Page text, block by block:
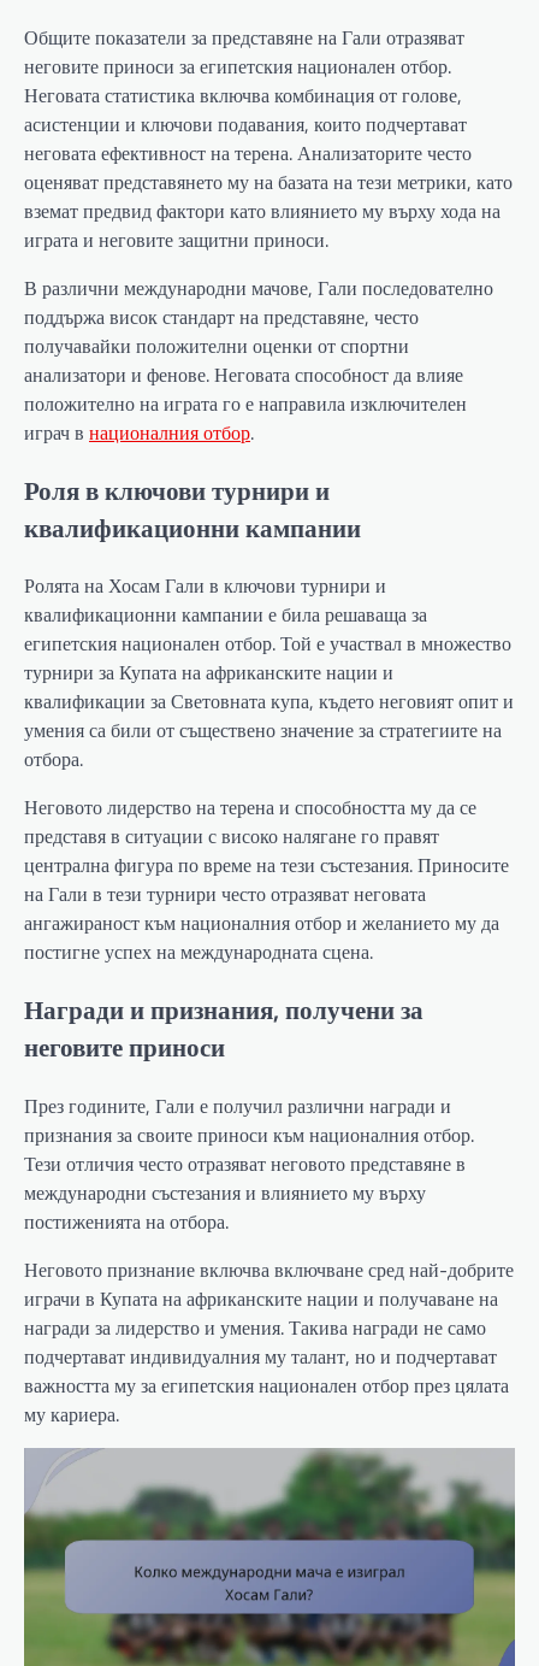
Общите показатели за представяне на Гали отразяват
неговите приноси за египетския национален отбор.
Неговата статистика включва комбинация от голове,
асистенции и ключови подавания, които подчертават
неговата ефективност на терена. Анализаторите често
оценяват представянето му на базата на тези метрики, като
вземат предвид фактори като влиянието му върху хода на
играта и неговите защитни приноси.
В различни международни мачове, Гали последователно
поддържа висок стандарт на представяне, често
получавайки положителни оценки от спортни
анализатори и фенове. Неговата способност да влияе
положително на играта го е направила изключителен
играч в националния отбор.
Роля в ключови турнири и
квалификационни кампании
Ролята на Хосам Гали в ключови турнири и
квалификационни кампании е била решаваща за
египетския национален отбор. Той е участвал в множество
турнири за Купата на африканските нации и
квалификации за Световната купа, където неговият опит и
умения са били от съществено значение за стратегиите на
отбора.
Неговото лидерство на терена и способността му да се
представя в ситуации с високо налягане го правят
централна фигура по време на тези състезания. Приносите
на Гали в тези турнири често отразяват неговата
ангажираност към националния отбор и желанието му да
постигне успех на международната сцена.
Награди и признания, получени за
неговите приноси
През годините, Гали е получил различни награди и
признания за своите приноси към националния отбор.
Тези отличия често отразяват неговото представяне в
международни състезания и влиянието му върху
постиженията на отбора.
Неговото признание включва включване сред най-добрите
играчи в Купата на африканските нации и получаване на
награди за лидерство и умения. Такива награди не само
подчертават индивидуалния му талант, но и подчертават
важността му за египетския национален отбор през цялата
му кариера.